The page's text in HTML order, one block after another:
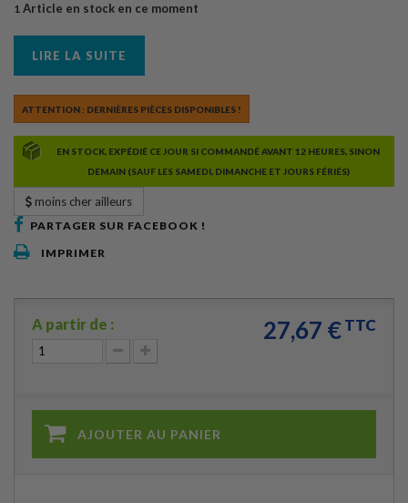
1 Article en stock en ce moment
LIRE LA SUITE
ATTENTION : DERNIÈRES PIÈCES DISPONIBLES !
EN STOCK, EXPÉDIÉ CE JOUR SI COMMANDÉ AVANT 12 HEURES, SINON
DEMAIN (SAUF LES SAMEDI, DIMANCHE ET JOURS FÉRIÉS)
moins cher ailleurs
PARTAGER SUR FACEBOOK !
IMPRIMER
27,67 €TTC
A partir de :
AJOUTER AU PANIER